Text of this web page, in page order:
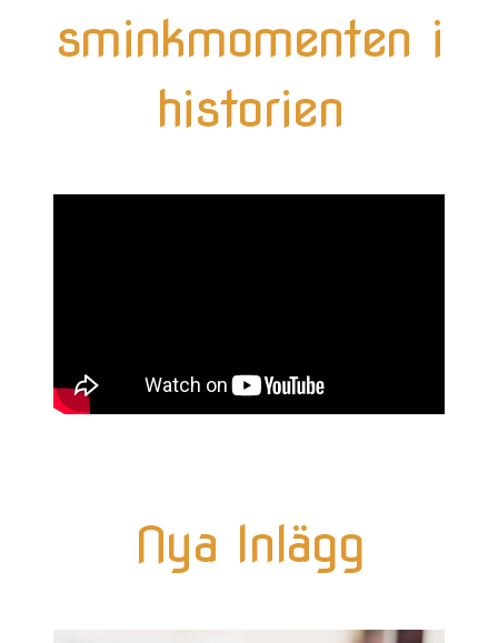
sminkmomenten i
historien
Nya Inlägg